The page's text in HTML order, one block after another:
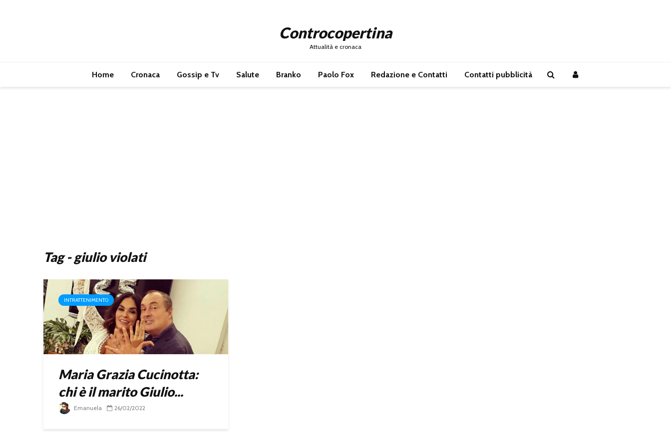
Controcopertina
Attualità e cronaca
Home Cronaca Gossip e Tv Salute Branko Paolo Fox Redazione e Contatti Contatti pubblicità
Tag - giulio violati
INTRATTENIMENTO
Maria Grazia Cucinotta:
chi è il marito Giulio...
Emanuela 26/02/2022